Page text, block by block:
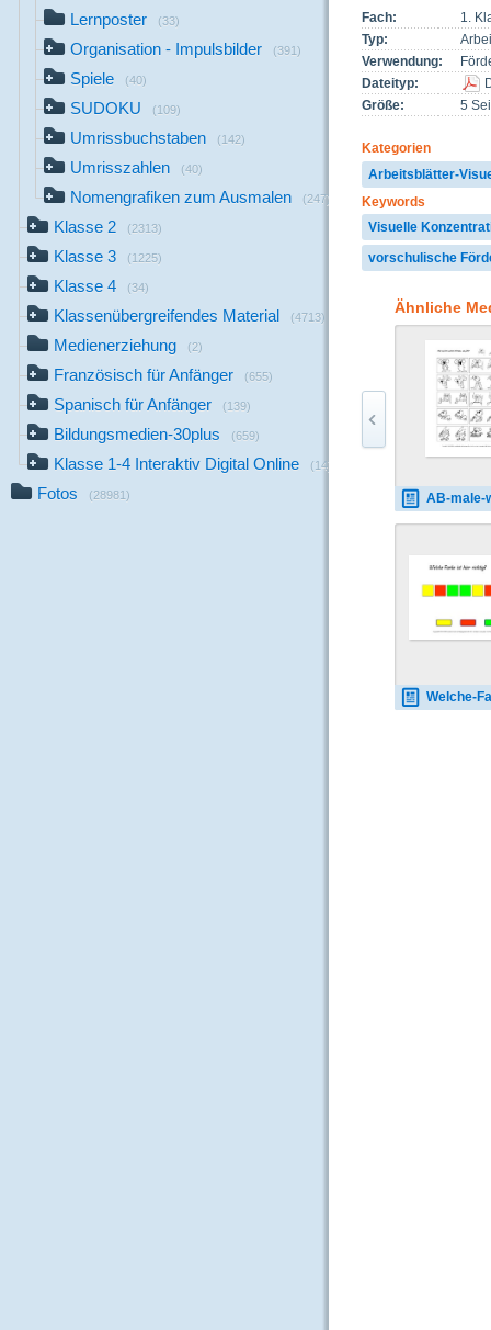
Lernposter (33)
Organisation - Impulsbilder (391)
Spiele (40)
SUDOKU (109)
Umrissbuchstaben (142)
Umrisszahlen (40)
Nomengrafiken zum Ausmalen (247)
Klasse 2 (2313)
Klasse 3 (1225)
Klasse 4 (34)
Klassenübergreifendes Material (4713)
Medienerziehung (2)
Französisch für Anfänger (655)
Spanisch für Anfänger (139)
Bildungsmedien-30plus (659)
Klasse 1-4 Interaktiv Digital Online (14)
Fotos (28981)
Fach:
1.
Typ:
Verwendung:
Dateityp:
Größe:
5
Kategorien
Arbeitsblätter-
Keywords
Visuelle
vorschulische
Ähnliche
AB-male-was-
Welche-